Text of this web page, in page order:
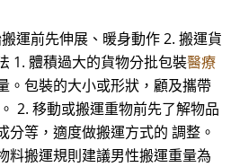
運前先伸展、暖身動作 2. 搬運貨
1. 體積過大的貨物分批包裝醫療
。包裝的大小或形狀，顧及攜帶
2. 移動或搬運重物前先了解物品
分等，適度做搬運方式的 調整。
料搬運規則建議男性搬運重量為